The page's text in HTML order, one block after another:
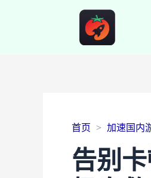
首页 加速国内
告别